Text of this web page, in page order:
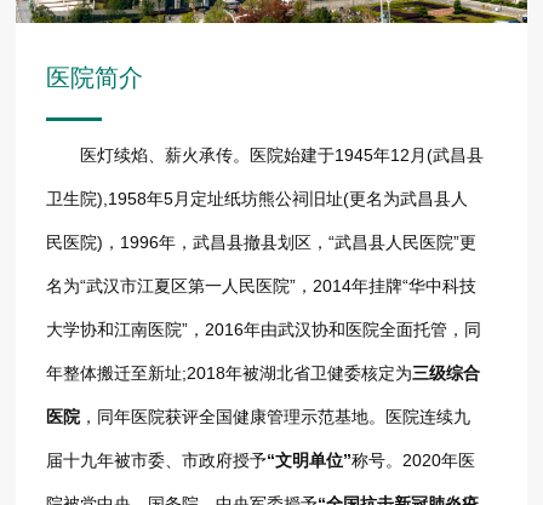
医院简介
医灯续焰、薪火承传。医院始建于1945年12月(武昌县
卫生院),1958年5月定址纸坊熊公祠旧址(更名为武昌县人
民医院)，1996年，武昌县撤县划区，“武昌县人民医院”更
名为“武汉市江夏区第一人民医院”，2014年挂牌“华中科技
大学协和江南医院”，2016年由武汉协和医院全面托管，同
年整体搬迁至新址;2018年被湖北省卫健委核定为三级综合
医院，同年医院获评全国健康管理示范基地。医院连续九
届十九年被市委、市政府授予“文明单位”称号。2020年医